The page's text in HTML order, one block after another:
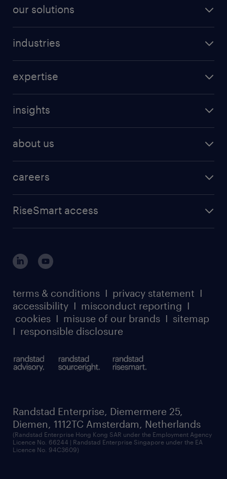
our solutions
industries
expertise
insights
about us
careers
RiseSmart access
terms & conditions I privacy statement I
accessibility I misconduct reporting I
cookies I misuse of our brands I sitemap
I responsible disclosure
Randstad Enterprise, Diemermere 25,
Diemen, 1112TC Amsterdam, Netherlands
(Randstad Enterprise Hong Kong SAR under the Employment Agency
Licence No. 66244 | Randstad Enterprise Singapore under the EA
Licence No. 94C3609)